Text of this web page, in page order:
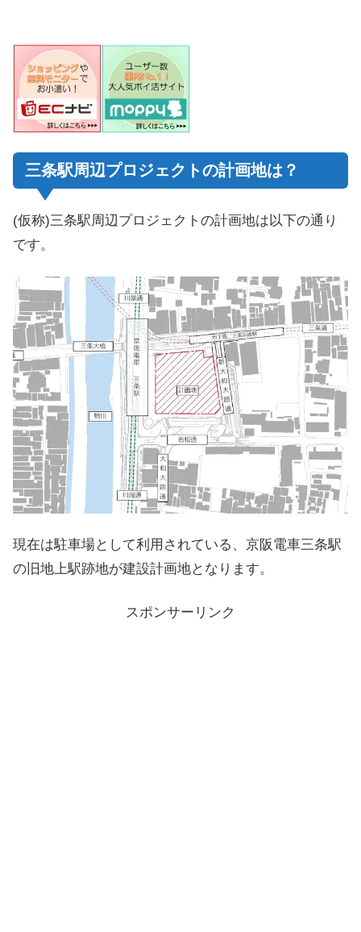
三条駅周辺プロジェクトの計画地は？
(仮称)三条駅周辺プロジェクトの計画地は以下の通り
です。
現在は駐車場として利用されている、京阪電車三条駅
の旧地上駅跡地が建設計画地となります。
スポンサーリンク